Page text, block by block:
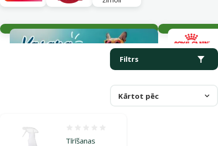
Filtrs
Kārtot pēc
Produkti kategorijā Suņu smaku noņēmēji
Tīrīšanas